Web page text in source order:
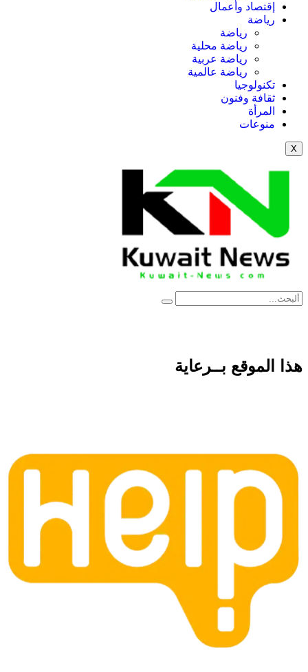
إقتصاد وأعمال
رياضة
رياضة
رياضة محلية
رياضة عربية
رياضة عالمية
تكنولوجيا
ثقافة وفنون
المرأة
منوعات
X
NE
News Elementor
هذا الموقع بــرعاية